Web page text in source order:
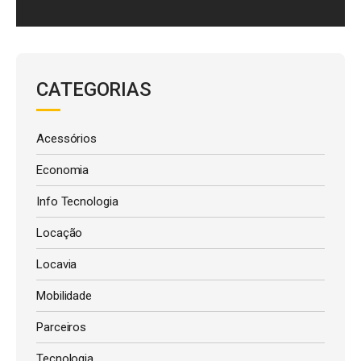
CATEGORIAS
Acessórios
Economia
Info Tecnologia
Locação
Locavia
Mobilidade
Parceiros